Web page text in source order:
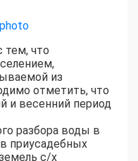
тем, что
из
отметить, что
и весенний период
разбора воды в
приусадебных
с/х